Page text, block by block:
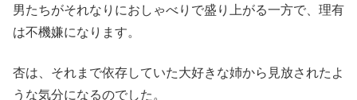
男たちがそれなりにおしゃべりで盛り上がる一方で、理有
は不機嫌になります。
杏は、それまで依存していた大好きな姉から見放されたよ
うな気分になるのでした。